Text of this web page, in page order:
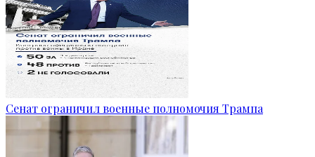
Сенат ограничил военные полномочия Трампа